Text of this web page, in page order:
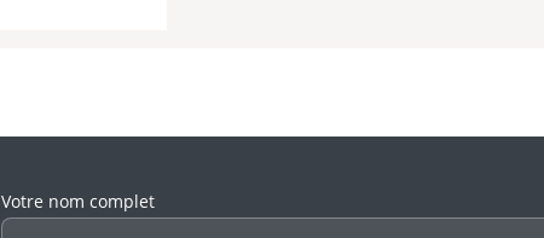
Veuillez laisser ce champ vide.
Votre nom complet